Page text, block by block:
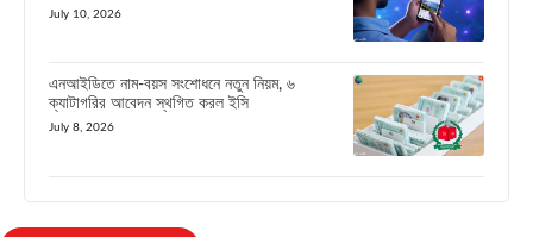
July 10, 2026
এনআইডিতে নাম-বয়স সংশোধনে নতুন নিয়ম, ৬
ক্যাটাগরির আবেদন স্থগিত করল ইসি
July 8, 2026